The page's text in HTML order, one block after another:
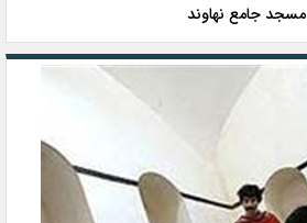
مسجد جامع نهاوند